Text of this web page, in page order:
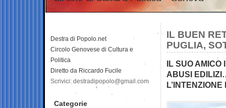
IL BUEN
PUGLIA,
IL SUO AMICO
ABUSI
Destra di Popolo.net
Circolo Genovese di Cultura e
Politica
Diretto da Riccardo Fucile
Scrivici: destradipopolo@gmail.com
Categorie